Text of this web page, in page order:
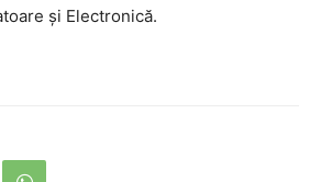
şi Electronică.